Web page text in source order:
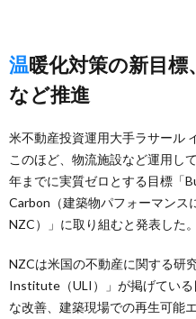
温暖化対策の新目標、カーボンオフセット
など推進
米不動産投資運用大手ラサール
このほど、物流施設など運用し
年までに実質ゼロとする目標「
Carbon（建築物パフォーマンス
NZC）」に取り組むと発表した。
NZCは米国の不動産に関する研
Institute（ULI）」が掲げてい
な改善、建築現場での再生可能